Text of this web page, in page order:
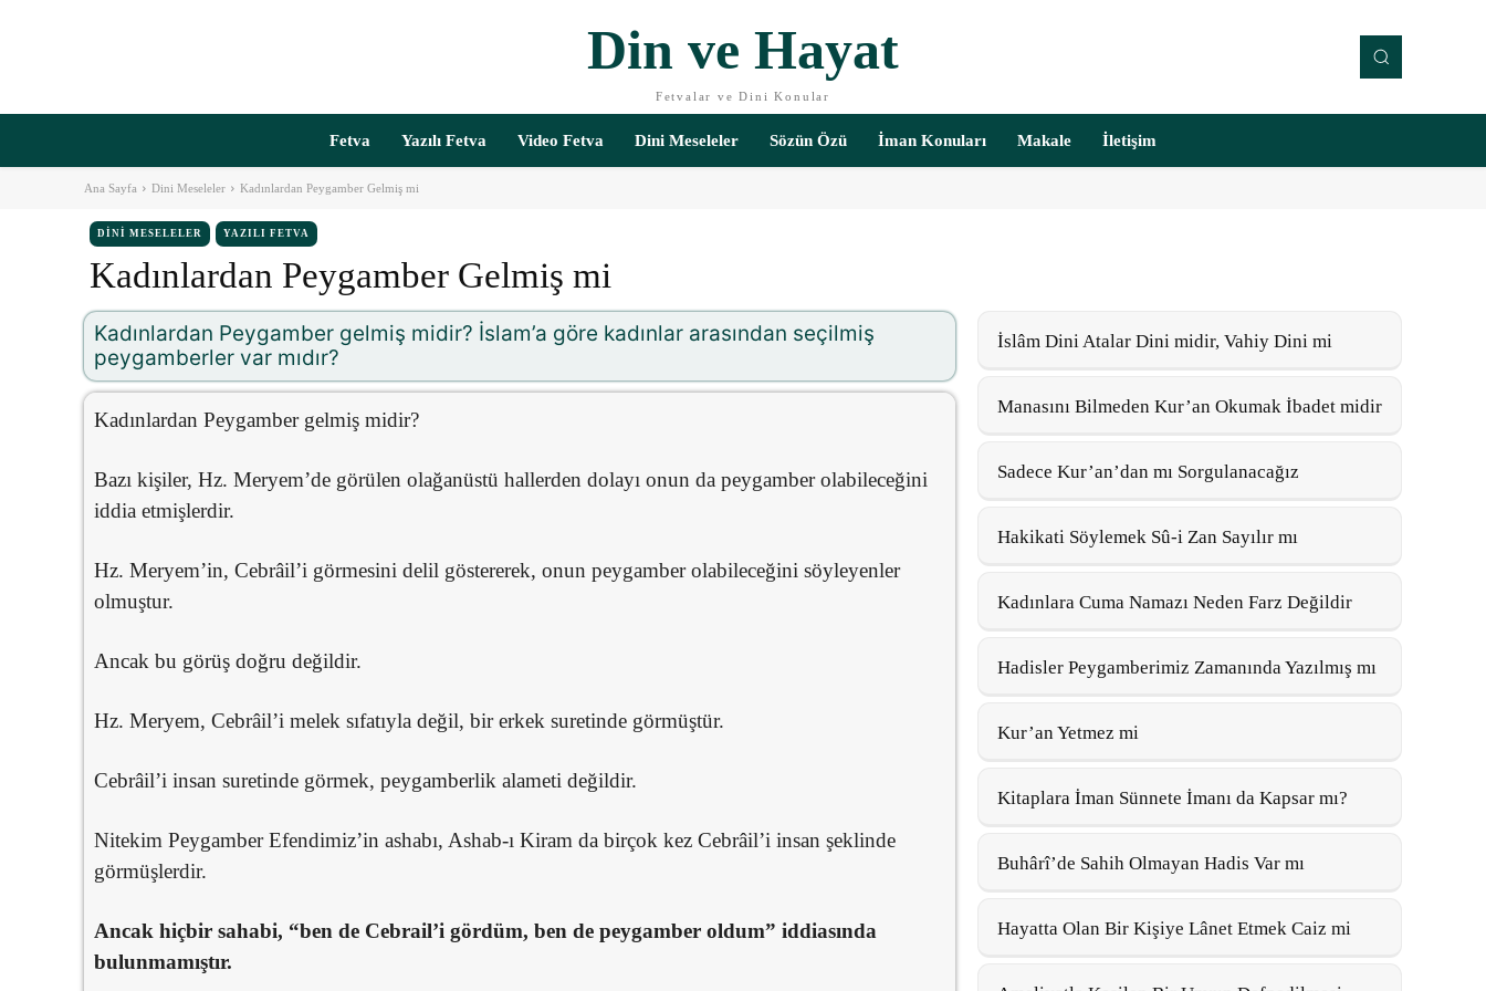
Din ve Hayat
Fetvalar ve Dini Konular
Fetva Yazılı Fetva Video Fetva Dini Meseleler Sözün Özü İman Konuları Makale İletişim
Ana Sayfa Dini Meseleler Kadınlardan Peygamber Gelmiş mi
DINI MESELELER YAZILI FETVA
Kadınlardan Peygamber Gelmiş mi
Kadınlardan Peygamber gelmiş midir? İslam’a göre kadınlar arasından seçilmiş
peygamberler var mıdır?
Kadınlardan Peygamber gelmiş midir?
Bazı kişiler, Hz. Meryem’de görülen olağanüstü hallerden dolayı onun da peygamber olabileceğini
iddia etmişlerdir.
Hz. Meryem’in, Cebrâil’i görmesini delil göstererek, onun peygamber olabileceğini söyleyenler
olmuştur.
Ancak bu görüş doğru değildir.
Hz. Meryem, Cebrâil’i melek sıfatıyla değil, bir erkek suretinde görmüştür.
Cebrâil’i insan suretinde görmek, peygamberlik alameti değildir.
Nitekim Peygamber Efendimiz’in ashabı, Ashab-ı Kiram da birçok kez Cebrâil’i insan şeklinde
görmüşlerdir.
Ancak hiçbir sahabi, “ben de Cebrail’i gördüm, ben de peygamber oldum” iddiasında
bulunmamıştır.
İslâm Dini Atalar Dini midir, Vahiy Dini mi
Manasını Bilmeden Kur’an Okumak İbadet midir
Sadece Kur’an’dan mı Sorgulanacağız
Hakikati Söylemek Sû-i Zan Sayılır mı
Kadınlara Cuma Namazı Neden Farz Değildir
Hadisler Peygamberimiz Zamanında Yazılmış mı
Kur’an Yetmez mi
Kitaplara İman Sünnete İmanı da Kapsar mı?
Buhârî’de Sahih Olmayan Hadis Var mı
Hayatta Olan Bir Kişiye Lânet Etmek Caiz mi